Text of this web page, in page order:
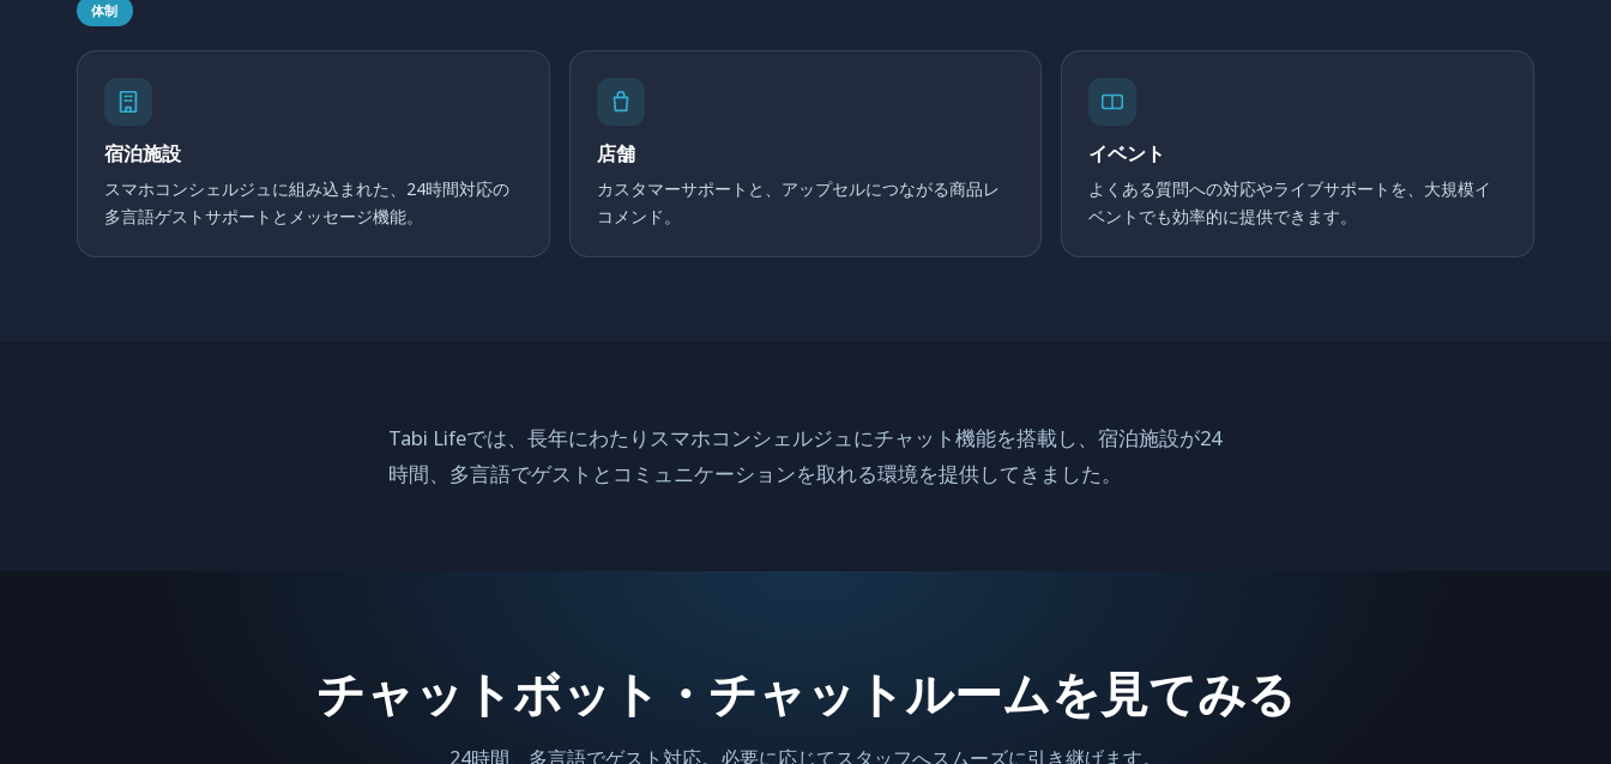
体制
宿泊施設
スマホコンシェルジュに組み込まれた、24時間対応の
多言語ゲストサポートとメッセージ機能。
店舗
カスタマーサポートと、アップセルにつながる商品レ
コメンド。
イベント
よくある質問への対応やライブサポートを、大規模イ
ベントでも効率的に提供できます。
Tabi Lifeでは、長年にわたりスマホコンシェルジュにチャット機能を搭載し、宿泊施設が24
時間、多言語でゲストとコミュニケーションを取れる環境を提供してきました。
チャットボット・チャットルームを見てみる
24時間、多言語でゲスト対応。必要に応じてスタッフへスムーズに引き継げます。